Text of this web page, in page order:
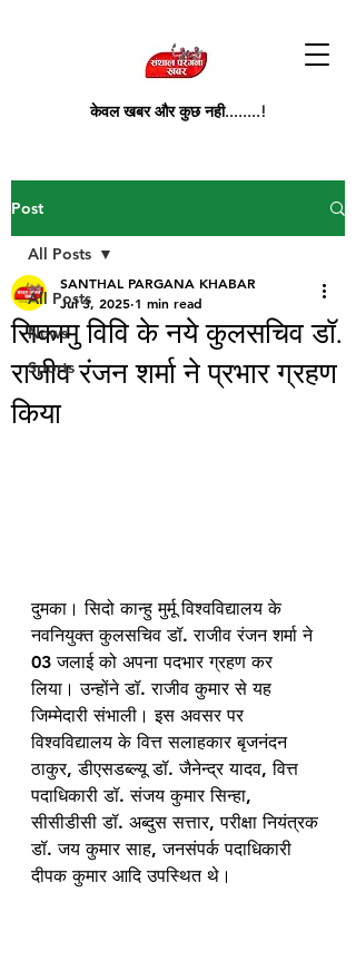
केवल खबर और कुछ नही........!
Post
All Posts
News
Sports
All Posts
सिकामु विवि के नये कुलसचिव डॉ.
राजीव रंजन शर्मा ने प्रभार ग्रहण
किया
SANTHAL PARGANA KHABAR
Jul 3, 2025 1 min read
दुमका। सिदो कान्हु मुर्मू विश्वविद्यालय के
नवनियुक्त कुलसचिव डॉ. राजीव रंजन शर्मा ने
03 जलाई को अपना पदभार ग्रहण कर
लिया। उन्होंने डॉ. राजीव कुमार से यह
जिम्मेदारी संभाली। इस अवसर पर
विश्वविद्यालय के वित्त सलाहकार बृजनंदन
ठाकुर, डीएसडब्ल्यू डॉ. जैनेन्द्र यादव, वित्त
पदाधिकारी डॉ. संजय कुमार सिन्हा,
सीसीडीसी डॉ. अब्दुस सत्तार, परीक्षा नियंत्रक
डॉ. जय कुमार साह, जनसंपर्क पदाधिकारी
दीपक कुमार आदि उपस्थित थे।